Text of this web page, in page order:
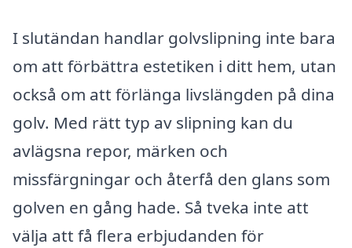
I slutändan handlar golvslipning inte bara
om att förbättra estetiken i ditt hem, utan
också om att förlänga livslängden på dina
golv. Med rätt typ av slipning kan du
avlägsna repor, märken och
missfärgningar och återfå den glans som
golven en gång hade. Så tveka inte att
välja att få flera erbjudanden för